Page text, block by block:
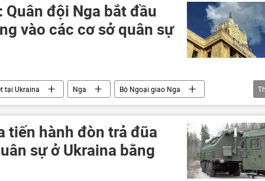
Quân đội Nga bắt đầu
vào các cơ sở quân sự
tại Ukraina Nga
Bộ Ngoại giao Nga
Zircon
Tên lửa "Iskander"
Ukraina Cuộc khủng hoảng ở Ukraina
tiến hành đòn trả đũa
sự ở Ukraina bằng